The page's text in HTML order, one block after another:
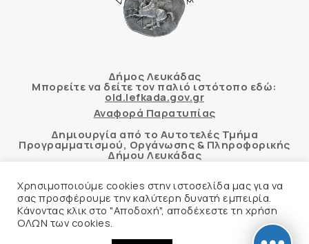
Δήμος Λευκάδας
Μπορείτε να δείτε τον παλιό ιστότοπο εδώ:
old.lefkada.gov.gr
Αναφορά Παρατυπίας
Δημιουργία από το Αυτοτελές Τμήμα
Προγραμματισμού, Οργάνωσης & Πληροφορικής
Δήμου Λευκάδας
Αυτόματος έλεγχος προσβασιμότητας
δικτυακού τόπου με βάση το πρότυπο WCAG 2.1
Χρησιμοποιούμε cookies στην ιστοσελίδα μας για να
σας προσφέρουμε την καλύτερη δυνατή εμπειρία.
Κάνοντας κλικ στο "Αποδοχή", αποδέχεστε τη χρήση
ΟΛΩΝ των cookies.